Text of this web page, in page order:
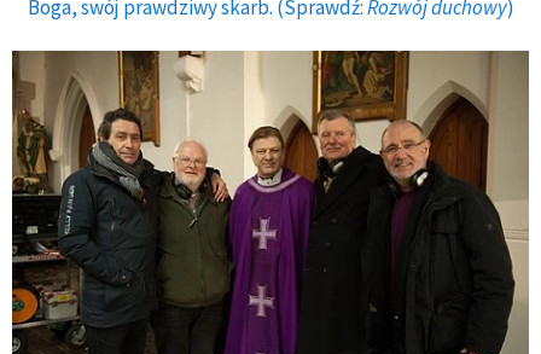
Boga, swój prawdziwy skarb. (Sprawdź:Rozwój duchowy)